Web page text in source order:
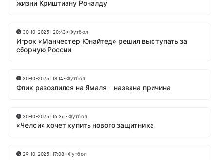
жизни Криштиану Роналду
30-10-2025 | 20:43 •Футбол
Игрок «Манчестер Юнайтед» решил выступать за
сборную России
30-10-2025 | 18:14•Футбол
Флик разозлился на Ямаля – названа причина
30-10-2025 | 16:36•Футбол
«Челси» хочет купить нового защитника
29-10-2025 | 17:08•Футбол